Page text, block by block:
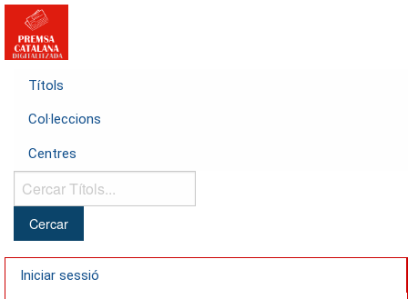
Títols
Col·leccions
Centres
Cercar
Títols...
Iniciar sessió